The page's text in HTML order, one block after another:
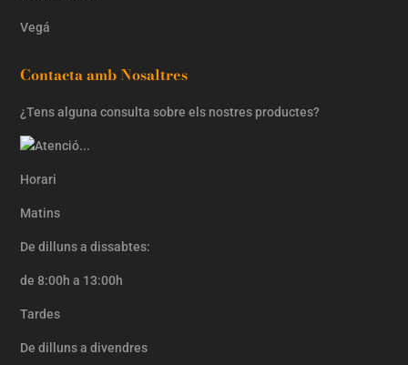
Vegá
Contacta amb Nosaltres
¿Tens alguna consulta sobre els nostres productes?
Horari
Matins
De dilluns a dissabtes:
de 8:00h a 13:00h
Tardes
De dilluns a divendres